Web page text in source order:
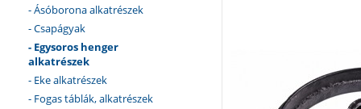
- Ásóborona alkatrészek
- Csapágyak
- Egysoros henger
alkatrészek
- Eke alkatrészek
- Fogas táblák, alkatrészek